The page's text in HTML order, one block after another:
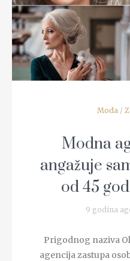
Moda /
Modna
angažuje
od 45
9 godina
Prigodnog naziva
agencija zastupa